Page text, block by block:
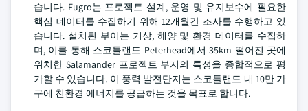
습니다. Fugro는 프로젝트 설계, 운영 및 유지보수에 필요한
핵심 데이터를 수집하기 위해 12개월간 조사를 수행하고 있
습니다. 설치된 부이는 기상, 해양 및 환경 데이터를 수집하
며, 이를 통해 스코틀랜드 Peterhead에서 35km 떨어진 곳에
위치한 Salamander 프로젝트 부지의 특성을 종합적으로 평
가할 수 있습니다. 이 풍력 발전단지는 스코틀랜드 내 10만 가
구에 친환경 에너지를 공급하는 것을 목표로 합니다.